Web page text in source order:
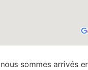
sommes arrivés